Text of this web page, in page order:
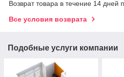
Возврат товара в течение 14 дней
Все условия возврата
Подобные услуги компании